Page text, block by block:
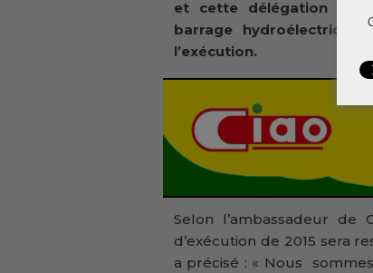
et cette délégation
barrage
l’exécution.
Selon l’ambassadeur
d’exécution de 2015 sera
a précisé : « Nous